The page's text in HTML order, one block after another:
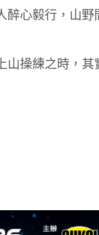
心毅行，山
操練之時，其